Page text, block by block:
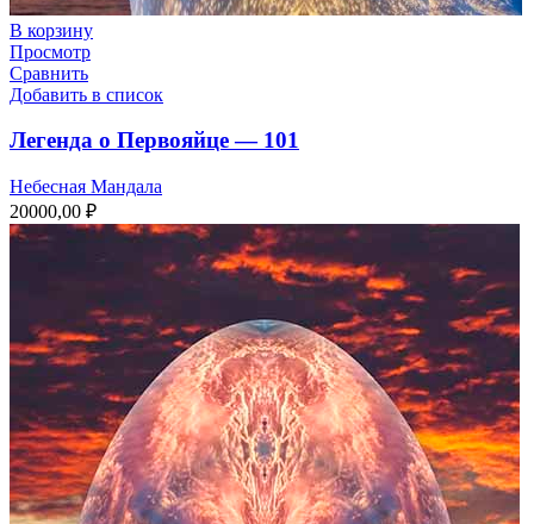
В корзину
Просмотр
Сравнить
Добавить в список
Легенда о Первояйце — 101
Небесная Мандала
20000,00 ₽